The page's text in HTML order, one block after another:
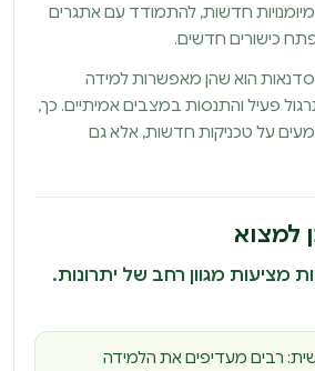
חדשות, להתמודד עם אתגרים
כישורים חדשים.
הוא שהן מאפשרות למידה
פעיל והתנסות במצבים אמיתיים. כך,
על טכניקות חדשות, אלא גם
מציעות מגוון רחב של יתרונות.
רבים מעדיפים את הלמידה